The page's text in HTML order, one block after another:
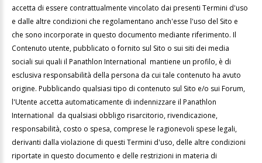
accetta di essere contrattualmente vincolato dai presenti Termini d'uso
e dalle altre condizioni che regolamentano anch'esse l'uso del Sito e
che sono incorporate in questo documento mediante riferimento. Il
Contenuto utente, pubblicato o fornito sul Sito o sui siti dei media
sociali sui quali il Panathlon International mantiene un profilo, è di
esclusiva responsabilità della persona da cui tale contenuto ha avuto
origine. Pubblicando qualsiasi tipo di contenuto sul Sito e/o sui Forum,
l'Utente accetta automaticamente di indennizzare il Panathlon
International da qualsiasi obbligo risarcitorio, rivendicazione,
responsabilità, costo o spesa, comprese le ragionevoli spese legali,
derivanti dalla violazione di questi Termini d'uso, delle altre condizioni
riportate in questo documento e delle restrizioni in materia di